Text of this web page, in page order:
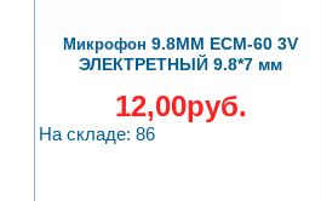
Микрофон 9.8ММ ECM-60 3V
ЭЛЕКТРЕТНЫЙ 9.8*7 мм
12,00руб.
На складе: 86